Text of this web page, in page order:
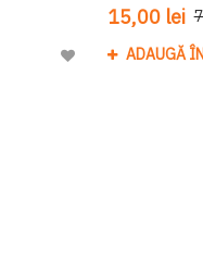
Adaugă
15,00 lei
ADAUGĂ